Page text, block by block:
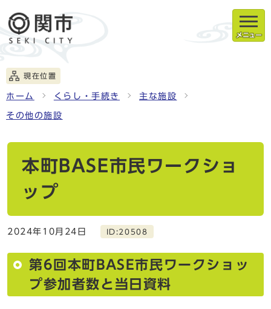
メニュー
現在位置
ホーム くらし・手続き 主な施設
その他の施設
本町BASE市民ワークショ
ップ
2024年10月24日 ID:20508
第6回本町BASE市民ワークショッ
プ参加者数と当日資料